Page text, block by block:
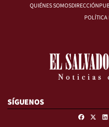
QUIÉNES SOMOSDIRECCIÓN
POLÍTICA
SÍGUENOS
Facebook